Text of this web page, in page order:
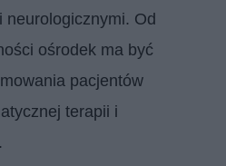
neurologicznymi. Od
ośrodek ma być
pacjentów
terapii i